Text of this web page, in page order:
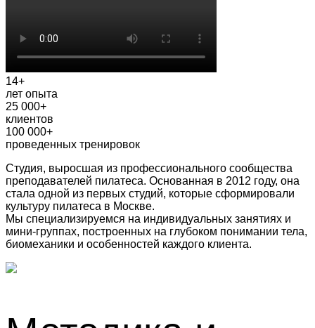
14+
лет опыта
25 000+
клиентов
100 000+
проведенных тренировок
Студия, выросшая из профессионального сообщества
преподавателей пилатеса. Основанная в 2012 году, она
стала одной из первых студий, которые сформировали
культуру пилатеса в Москве.
Мы специализируемся на индивидуальных занятиях и
мини-группах, построенных на глубоком понимании тела,
биомеханики и особенностей каждого клиента.